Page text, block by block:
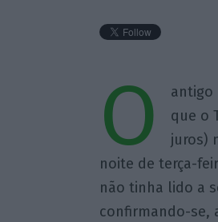
O
antigo
que o
juros)
noite de terça-
não tinha lido a
confirmando-se,